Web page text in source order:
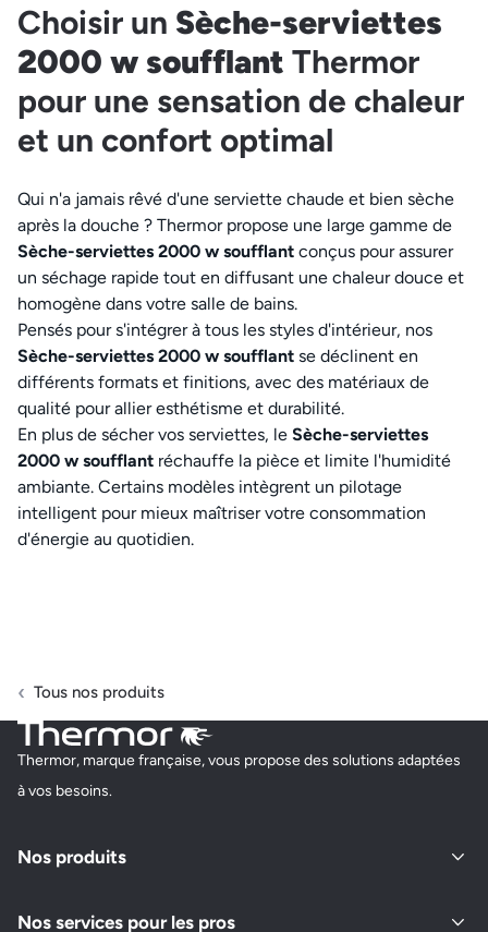
Choisir un Sèche-serviettes
2000 w soufflant Thermor
pour une sensation de chaleur
et un confort optimal
Qui n'a jamais rêvé d'une serviette chaude et bien sèche
après la douche ? Thermor propose une large gamme de
Sèche-serviettes 2000 w soufflant conçus pour assurer
un séchage rapide tout en diffusant une chaleur douce et
homogène dans votre salle de bains.
Pensés pour s'intégrer à tous les styles d'intérieur, nos
Sèche-serviettes 2000 w soufflant se déclinent en
différents formats et finitions, avec des matériaux de
qualité pour allier esthétisme et durabilité.
En plus de sécher vos serviettes, le Sèche-serviettes
2000 w soufflant réchauffe la pièce et limite l'humidité
ambiante. Certains modèles intègrent un pilotage
intelligent pour mieux maîtriser votre consommation
d'énergie au quotidien.
Tous nos produits
Thermor, marque française, vous propose des solutions adaptées
à vos besoins.
Nos produits
Nos services pour les pros